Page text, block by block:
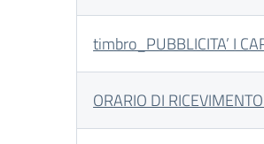
timbro_PUBBLICITA’ I
ORARIO DI